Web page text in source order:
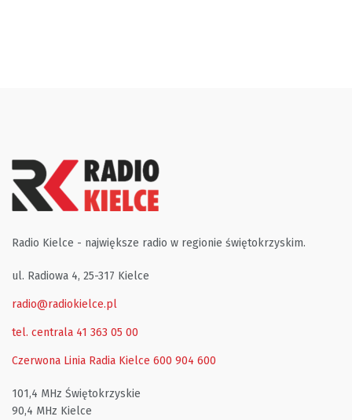
Radio Kielce - największe radio w regionie świętokrzyskim.
ul. Radiowa 4, 25-317 Kielce
radio@radiokielce.pl
tel. centrala 41 363 05 00
Czerwona Linia Radia Kielce 600 904 600
101,4 MHz Świętokrzyskie
90,4 MHz Kielce